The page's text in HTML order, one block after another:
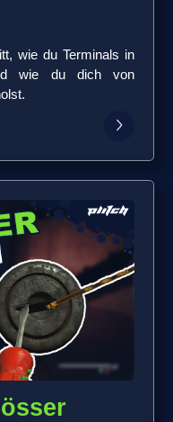
wie du Terminals in
wie du dich von